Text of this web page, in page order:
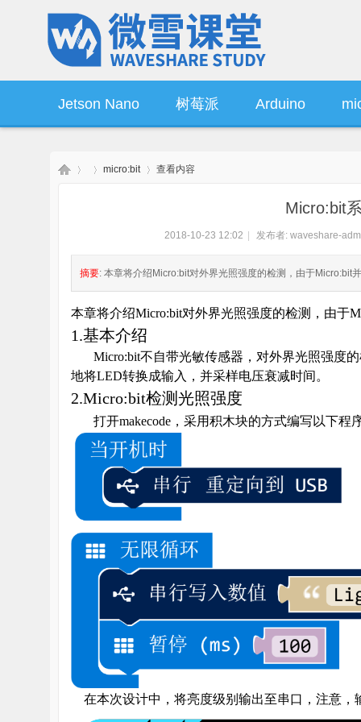
Jetson Nano 树莓派 Arduino
micro:bit 查看内容
Micro:bit
2018-10-23 12:02 发布者: waveshare-
摘要: 本章将介绍Micro:bit对外界光照强度的检测，由于Micro:bit
本章将介绍Micro:bit对外界光照强度的检测，由于
1.基本介绍
Micro:bit不自带光敏传感器，对外界光照强度
地将LED转换成输入，并采样电压衰减时间。
2.Micro:bit检测光照强度
打开makecode ，采用积木块的方式编写以下程
在本次设计中，将亮度级别输出至串口，注意，